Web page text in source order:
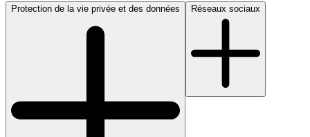
Protection de la vie privée et des données Réseaux sociaux